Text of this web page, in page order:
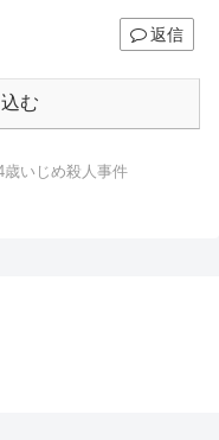
返信
む
歳いじめ殺人事件